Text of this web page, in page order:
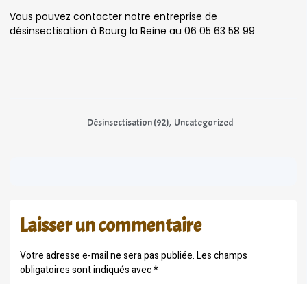
Vous pouvez contacter notre entreprise de
désinsectisation à Bourg la Reine au 06 05 63 58 99
Désinsectisation (92), Uncategorized
Laisser un commentaire
Votre adresse e-mail ne sera pas publiée.Les champs
obligatoires sont indiqués avec*